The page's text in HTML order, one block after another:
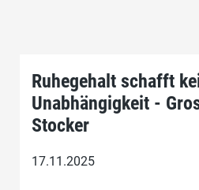
Ruhegehalt schafft
Unabhängigkeit -
Stocker
17.11.2025